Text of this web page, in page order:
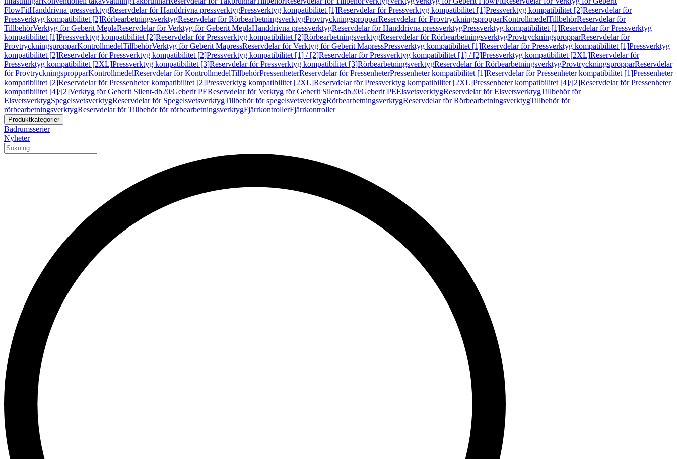
FlowFitHanddrivna pressverktygReservdelar för Handdrivna pressverktygPressverktyg kompatibilitet [1]Reservdelar för Pressverktyg kompatibilitet [1]Pressverktyg kompatibilitet [2]Reservdelar för
Pressverktyg kompatibilitet [2]RörbearbetningsverktygReservdelar för RörbearbetningsverktygProvtryckningspropparReservdelar för ProvtryckningspropparKontrollmedelTillbehörReservdelar för
TillbehörVerktyg för Geberit MeplaReservdelar för Verktyg för Geberit MeplaHanddrivna pressverktygReservdelar för Handdrivna pressverktygPressverktyg kompatibilitet [1]Reservdelar för Pressverktyg
kompatibilitet [1]Pressverktyg kompatibilitet [2]Reservdelar för Pressverktyg kompatibilitet [2]RörbearbetningsverktygReservdelar för RörbearbetningsverktygProvtryckningspropparReservdelar för
ProvtryckningspropparKontrollmedelTillbehörVerktyg för Geberit MapressReservdelar för Verktyg för Geberit MapressPressverktyg kompatibilitet [1]Reservdelar för Pressverktyg kompatibilitet [1]Pressverktyg
kompatibilitet [2]Reservdelar för Pressverktyg kompatibilitet [2]Pressverktyg kompatibilitet [1] / [2]Reservdelar för Pressverktyg kompatibilitet [1] / [2]Pressverktyg kompatibilitet [2XL]Reservdelar för
Pressverktyg kompatibilitet [2XL]Pressverktyg kompatibilitet [3]Reservdelar för Pressverktyg kompatibilitet [3]RörbearbetningsverktygReservdelar för RörbearbetningsverktygProvtryckningspropparReservdelar
för ProvtryckningspropparKontrollmedelReservdelar för KontrollmedelTillbehörPressenheterReservdelar för PressenheterPressenheter kompatibilitet [1]Reservdelar för Pressenheter kompatibilitet [1]Pressenheter
kompatibilitet [2]Reservdelar för Pressenheter kompatibilitet [2]Pressverktyg kompatibilitet [2XL]Reservdelar för Pressverktyg kompatibilitet [2XL]Pressenheter kompatibilitet [4]/[2]Reservdelar för Pressenheter
kompatibilitet [4]/[2]Verktyg för Geberit Silent-db20/Geberit PEReservdelar för Verktyg för Geberit Silent-db20/Geberit PEElsvetsverktygReservdelar för ElsvetsverktygTillbehör för
ElsvetsverktygSpegelsvetsverktygReservdelar för SpegelsvetsverktygTillbehör för spegelsvetsverktygRörbearbetningsverktygReservdelar för RörbearbetningsverktygTillbehör för
rörbearbetningsverktygReservdelar för Tillbehör för rörbearbetningsverktygFjärrkontrollerFjärrkontroller
Produktkategorier
Badrumsserier
Nyheter